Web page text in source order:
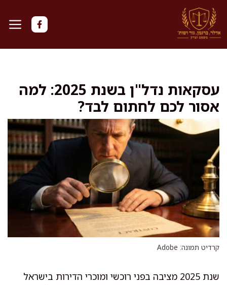
לדלג
לתוכן
עסקאות נדל"ן בשנת 2025: למה
אסור לכם לחתום לבד?
קרדיט תמונה: Adobe
שנת 2025 מציבה בפני רוכשי ומוכרי הדירות בישראל